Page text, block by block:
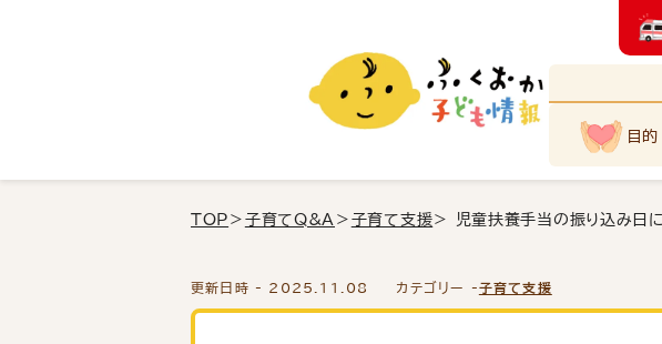
目的
TOP ＞ 子育てQ&A ＞ 子育て支援＞ 児童扶養手当の振り込み日
更新日時 - 2025.11.08 カテゴリー -子育て支援